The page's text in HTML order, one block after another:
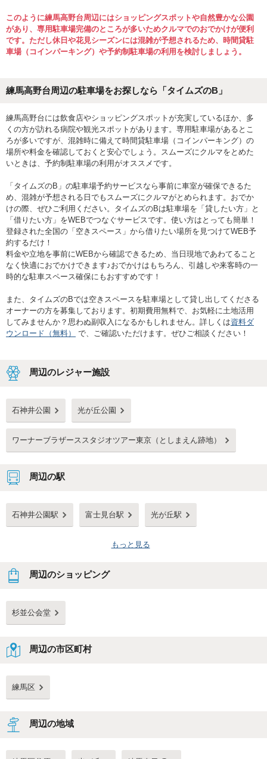
このように練馬高野台周辺にはショッピングスポットや自然豊かな公園
があり、専用駐車場完備のところが多いためクルマでのおでかけが便利
です。ただし休日や花見シーズンには混雑が予想されるため、時間貸駐
車場（コインパーキング）や予約制駐車場の利用を検討しましょう。
練馬高野台周辺の駐車場をお探しなら「タイムズのB」
練馬高野台には飲食店やショッピングスポットが充実しているほか、多
くの方が訪れる病院や観光スポットがあります。専用駐車場があるとこ
ろが多いですが、混雑時に備えて時間貸駐車場（コインパーキング）の
場所や料金を確認しておくと安心でしょう。スムーズにクルマをとめた
いときは、予約制駐車場の利用がオススメです。
「タイムズのB」の駐車場予約サービスなら事前に車室が確保できるた
め、混雑が予想される日でもスムーズにクルマがとめられます。おでか
けの際、ぜひご利用ください。タイムズのBは駐車場を「貸したい方」と
「借りたい方」をWEBでつなぐサービスです。使い方はとっても簡単！
登録された全国の「空きスペース」から借りたい場所を見つけてWEB予
約するだけ！
料金や立地を事前にWEBから確認できるため、当日現地であわてること
なく快適におでかけできます♪おでかけはもちろん、引越しや来客時の一
時的な駐車スペース確保にもおすすめです！
また、タイムズのBでは空きスペースを駐車場として貸し出してくださる
オーナーの方を募集しております。初期費用無料で、お気軽に土地活用
してみませんか？思わぬ副収入になるかもしれません。詳しくは資料ダ
ウンロード（無料）
で、ご確認いただけます。ぜひご相談ください！
周辺のレジャー施設
石神井公園 光が丘公園
ワーナーブラザーススタジオツアー東京​（としまえん跡地）
周辺の駅
石神井公園駅 富士見台駅 光が丘駅
もっと見る
周辺のショッピング
杉並公会堂
周辺の市区町村
練馬区
周辺の地域